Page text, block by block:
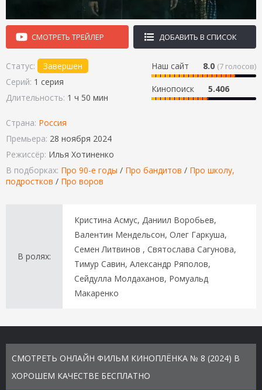
СМОТРЕТЬ ТРЕЙЛЕР ДОБАВИТЬ В СПИСОК
Наш сайт 8.0 (7 голосов)
Кинопоиск 5.406
Статус:
Завершен
Серий: 1 серия
Длительность: 1 ч 50 мин
Страна: Россия
Премьера: 28 ноября 2024
Режиссёр: Илья Хотиненко
В подборках: Про 90-е годы / Про бандитов / Про школу,
подростков / Про воров
В ролях:
Кристина Асмус, Даниил Воробьев,
Валентин Мендельсон, Олег Гаркуша,
Семен Литвинов , Святослава Сагунова,
Тимур Савин, Александр Ряполов,
Сейдулла Молдаханов, Ромуальд
Макаренко
СМОТРЕТЬ ОНЛАЙН ФИЛЬМ КИНОПЛЁНКА № 8 (2024) В
ХОРОШЕМ КАЧЕСТВЕ БЕСПЛАТНО